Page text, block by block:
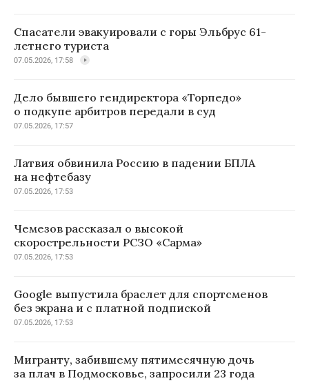
Спасатели эвакуировали с горы Эльбрус 61-
летнего туриста
07.05.2026, 17:58
Дело бывшего гендиректора «Торпедо»
о подкупе арбитров передали в суд
07.05.2026, 17:57
Латвия обвинила Россию в падении БПЛА
на нефтебазу
07.05.2026, 17:53
Чемезов рассказал о высокой
скорострельности РСЗО «Сарма»
07.05.2026, 17:53
Google выпустила браслет для спортсменов
без экрана и с платной подпиской
07.05.2026, 17:53
Мигранту, забившему пятимесячную дочь
за плач в Подмосковье, запросили 23 года